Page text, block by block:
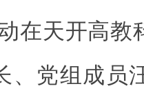
在天开高
、党组成员